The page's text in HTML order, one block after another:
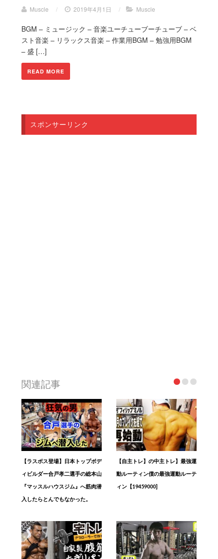
Muscle / 2019年4月1日 / Muscle
BGM – ミュージック – 音楽ユーチューブーチューブ – ベ
スト音楽 – リラックス音楽 – 作業用BGM – 勉強用BGM
– 盛 […]
READ MORE
スポンサーリンク
関連記事
【ラスボス登場】日本トップボデ
ィビルダー合戸孝二選手の総本山
『マッスルハウスジム』へ筋肉潜
入したらとんでもなかった。
【自主トレ】の中主トレ】最強運
動ルーティン僕の最強運動ルーテ
ィン【19459000]